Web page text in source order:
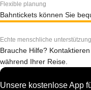
Flexible planung
Bahntickets können Sie
Echte menschliche unterstützung
Brauche Hilfe?
während Ihrer Reise.
Unsere kostenlose App